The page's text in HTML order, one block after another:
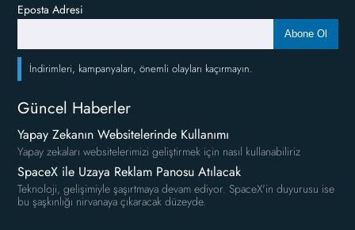
Eposta Adresi
Abone Ol
İndirimleri, kampanyaları, önemli olayları kaçırmayın.
Güncel Haberler
Yapay Zekanın Websitelerinde Kullanımı
Yapay zekaları websitelerimizi geliştirmek için nasıl kullanabiliriz
SpaceX ile Uzaya Reklam Panosu Atılacak
Teknoloji, gelişimiyle şaşırtmaya devam ediyor. SpaceX'in duyurusu ise
bu şaşkınlığı nirvanaya çıkaracak düzeyde.